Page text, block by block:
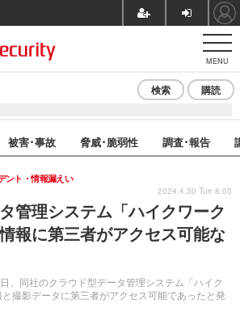
MENU
検索 購読
被害･事故 脅威･脆弱性 調査･報告
管理システム「ハイクワーク
報に第三者がアクセス可能な
、同社のクラウド型データ管理システム「ハイク
撮影データに第三者がアクセス可能であったと発
ント・情報漏えい
2024.4.30 Tue 8:05